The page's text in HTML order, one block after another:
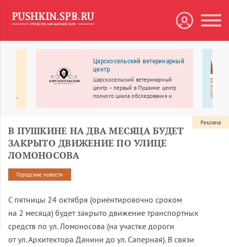
Царскосельский ветеринарный
центр
Царскосельский ветеринарный
центр – первый в Пушкине центр
полного цикла обследования и
В ПУШКИНЕ НА ДВА МЕСЯЦА БУДЕТ
ЗАКРЫТО ДВИЖЕНИЕ ПО УЛИЦЕ
ЛОМОНОСОВА
Городские новости
С пятницы 24 октября (ориентировочно сроком
на 2 месяца) будет закрыто движение транспортных
средств по ул. Ломоносова (на участке дороги
от ул. Архитектора Данини до ул. Саперная). В связи
Реклама